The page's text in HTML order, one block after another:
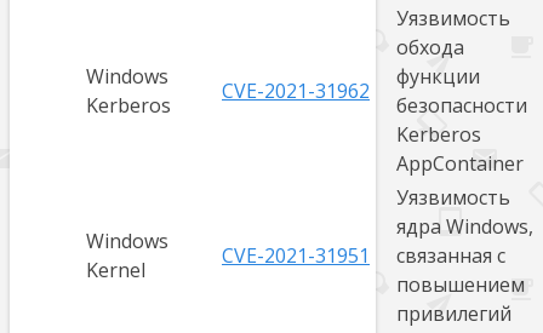
Windows
Kerberos
CVE-2021-31962
Уязвимость
обхода
функции
безопасности
Kerberos
AppContainer
Windows
Kernel
CVE-2021-31951
Уязвимость
ядра Windows,
связанная с
повышением
привилегий